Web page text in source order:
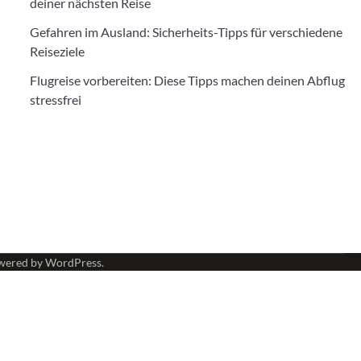
Gefahren im Ausland: Sicherheits-Tipps für verschiedene
Reiseziele
Flugreise vorbereiten: Diese Tipps machen deinen Abflug
stressfrei
byWordPress.